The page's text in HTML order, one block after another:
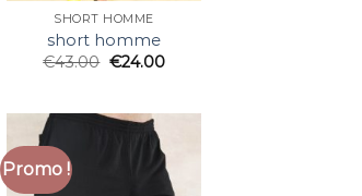
SHORT HOMME
short homme
€43.00 €24.00
Promo !